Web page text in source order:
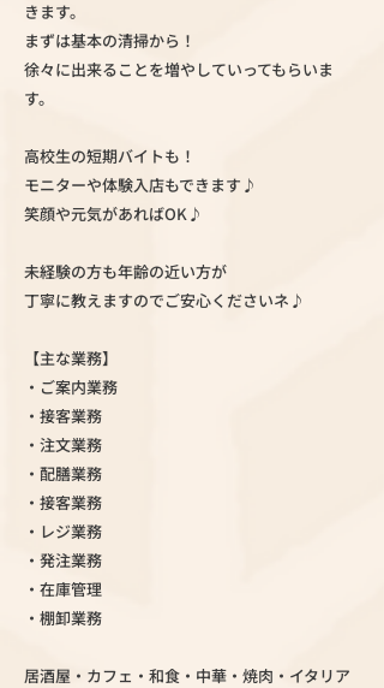
きます。
まずは基本の清掃から！
徐々に出来ることを増やしていってもらいま
す。
高校生の短期バイトも！
モニターや体験入店もできます♪
笑顔や元気があればOK♪
未経験の方も年齢の近い方が
丁寧に教えますのでご安心くださいネ♪
【主な業務】
・ご案内業務
・接客業務
・注文業務
・配膳業務
・接客業務
・レジ業務
・発注業務
・在庫管理
・棚卸業務
居酒屋・カフェ・和食・中華・焼肉・イタリア